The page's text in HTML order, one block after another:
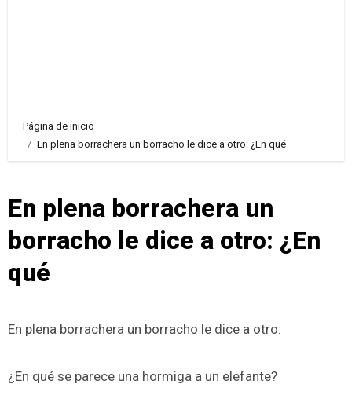
Página de inicio
En plena borrachera un borracho le dice a otro: ¿En qué
En plena borrachera un
borracho le dice a otro: ¿En
qué
En plena borrachera un borracho le dice a otro:
¿En qué se parece una hormiga a un elefante?